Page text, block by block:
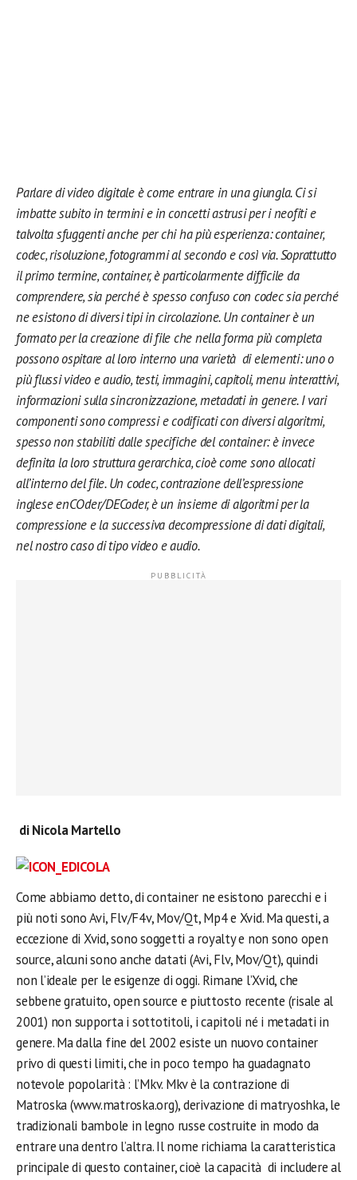
Parlare di video digitale è come entrare in una giungla. Ci si
imbatte subito in termini e in concetti astrusi per i neofiti e
talvolta sfuggenti anche per chi ha più esperienza: container,
codec, risoluzione, fotogrammi al secondo e così via. Soprattutto
il primo termine, container, è particolarmente difficile da
comprendere, sia perché è spesso confuso con codec sia perché
ne esistono di diversi tipi in circolazione. Un container è un
formato per la creazione di file che nella forma più completa
possono ospitare al loro interno una varietà di elementi: uno o
più flussi video e audio, testi, immagini, capitoli, menu interattivi,
informazioni sulla sincronizzazione, metadati in genere. I vari
componenti sono compressi e codificati con diversi algoritmi,
spesso non stabiliti dalle specifiche del container: è invece
definita la loro struttura gerarchica, cioè come sono allocati
all’interno del file. Un codec, contrazione dell’espressione
inglese enCOder/DECoder, è un insieme di algoritmi per la
compressione e la successiva decompressione di dati digitali,
nel nostro caso di tipo video e audio.
di Nicola Martello
Come abbiamo detto, di container ne esistono parecchi e i
più noti sono Avi, Flv/F4v, Mov/Qt, Mp4 e Xvid. Ma questi, a
eccezione di Xvid, sono soggetti a royalty e non sono open
source, alcuni sono anche datati (Avi, Flv, Mov/Qt), quindi
non l’ideale per le esigenze di oggi. Rimane l’Xvid, che
sebbene gratuito, open source e piuttosto recente (risale al
2001) non supporta i sottotitoli, i capitoli né i metadati in
genere. Ma dalla fine del 2002 esiste un nuovo container
privo di questi limiti, che in poco tempo ha guadagnato
notevole popolarità : l’Mkv. Mkv è la contrazione di
Matroska (www.matroska.org), derivazione di matryoshka, le
tradizionali bambole in legno russe costruite in modo da
entrare una dentro l’altra. Il nome richiama la caratteristica
principale di questo container, cioè la capacità di includere al